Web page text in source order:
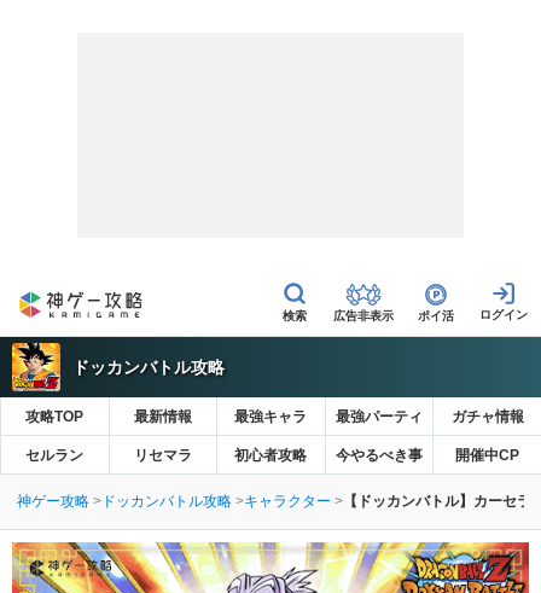
広告非表示 ポイ活
ドッカンバトル攻略
攻略TOP 最新情報 最強キャラ 最強パーティ ガチャ情報
セルラン リセマラ 初心者攻略 今やるべき事 開催中CP
神ゲー攻略 ドッカンバトル攻略 キャラクター 【ドッカンバトル】カーセ